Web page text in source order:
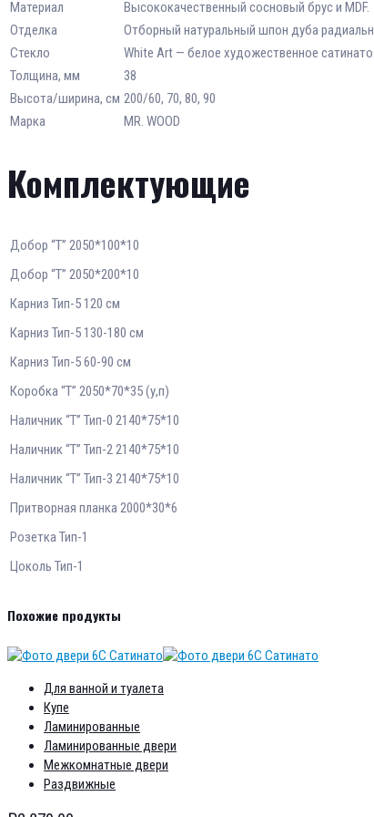
Материал
Высококачественный сосновый брус и MDF.
Отделка
Отборный натуральный шпон дуба
Стекло
White Art — белое художественное
Толщина, мм
38
Высота/ширина, см 200/60, 70, 80, 90
Марка
MR. WOOD
Комплектующие
Добор “Т” 2050*100*10
Добор “Т” 2050*200*10
Карниз Тип-5 120 см
Карниз Тип-5 130-180 см
Карниз Тип-5 60-90 см
Коробка “Т” 2050*70*35 (у,п)
Наличник “Т” Тип-0 2140*75*10
Наличник “Т” Тип-2 2140*75*10
Наличник “Т” Тип-3 2140*75*10
Притворная планка 2000*30*6
Розетка Тип-1
Цоколь Тип-1
Похожие продукты
Для ванной и туалета
Купе
Ламинированные
Ламинированные двери
Межкомнатные двери
Раздвижные